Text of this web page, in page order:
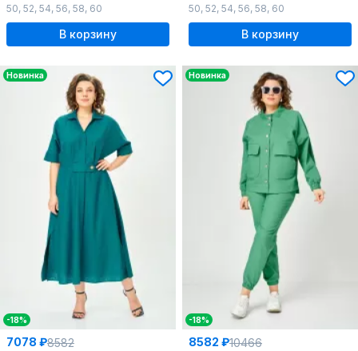
50, 52, 54, 56, 58, 60
В корзину
50, 52, 54, 56, 58, 60
В корзину
Новинка
-18%
7078 ₽8582
Новинка
-18%
8582 ₽10466